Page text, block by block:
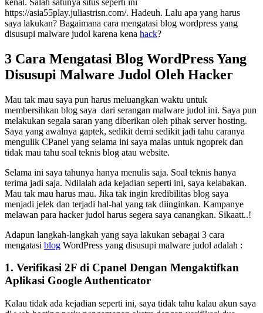
https://asia55play.juliastrisn.com/. Hadeuh. Lalu apa yang harus
saya lakukan? Bagaimana cara mengatasi blog wordpress yang
disusupi malware judol karena kena hack?
3 Cara Mengatasi Blog WordPress Yang
Disusupi Malware Judol Oleh Hacker
Mau tak mau saya pun harus meluangkan waktu untuk
membersihkan blog saya dari serangan malware judol ini. Saya pun
melakukan segala saran yang diberikan oleh pihak server hosting.
Saya yang awalnya gaptek, sedikit demi sedikit jadi tahu caranya
mengulik CPanel yang selama ini saya malas untuk ngoprek dan
tidak mau tahu soal teknis blog atau website.
Selama ini saya tahunya hanya menulis saja. Soal teknis hanya
terima jadi saja. Ndilalah ada kejadian seperti ini, saya kelabakan.
Mau tak mau harus mau. Jika tak ingin kredibilitas blog saya
menjadi jelek dan terjadi hal-hal yang tak diinginkan. Kampanye
melawan para hacker judol harus segera saya canangkan. Sikaatt..!
Adapun langkah-langkah yang saya lakukan sebagai 3 cara
mengatasi blog WordPress yang disusupi malware judol adalah :
1. Verifikasi 2F di Cpanel Dengan Mengaktifkan
Aplikasi Google Authenticator
Kalau tidak ada kejadian seperti ini, saya tidak tahu kalau akun saya